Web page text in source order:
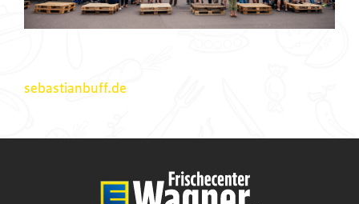
sebastianbuff.de